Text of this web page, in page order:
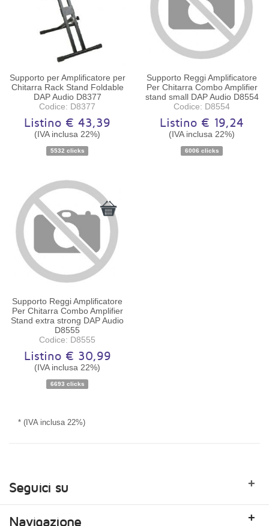
Disponibilità:Ordinabile
Supporto per Amplificatore per
Chitarra Rack Stand Foldable
DAP Audio D8377
Codice: D8377
Listino € 43,39
(IVA inclusa 22%)
5532 clicks
Disponibilità:Ordinabile
Supporto Reggi Amplificatore
Per Chitarra Combo Amplifier
stand small DAP Audio D8554
Codice: D8554
Listino € 19,24
(IVA inclusa 22%)
6006 clicks
Disponibilità:Ordinabile
Supporto Reggi Amplificatore
Per Chitarra Combo Amplifier
Stand extra strong DAP Audio
D8555
Codice: D8555
Listino € 30,99
(IVA inclusa 22%)
6693 clicks
* (IVA inclusa 22%)
Seguici su +
Navigazione +